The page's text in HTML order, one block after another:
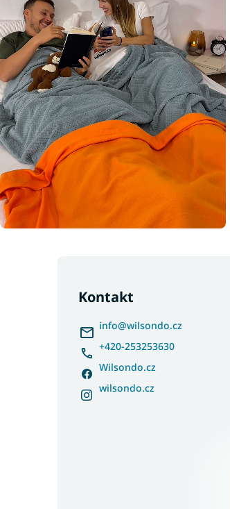
Kontakt
info@wilsondo.cz
+420-253253630
Wilsondo.cz
wilsondo.cz